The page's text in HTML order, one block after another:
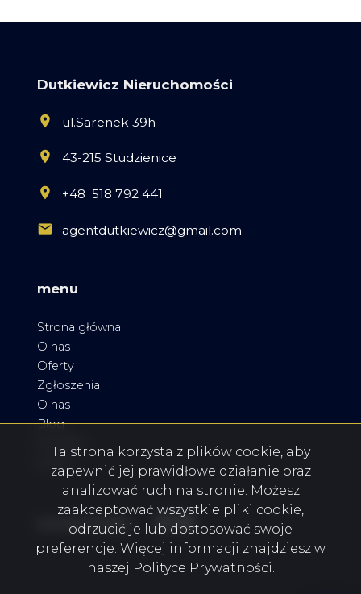
Dutkiewicz Nieruchomości
ul.Sarenek 39h
43-215 Studzienice
+48 518 792 441
agentdutkiewicz@gmail.com
menu
Strona główna
O nas
Oferty
Zgłoszenia
O nas
Blog
Kontakt
social media Facebook
Facebook
Facebook
Ta strona korzysta z plików cookie, aby
zapewnić jej prawidłowe działanie oraz
analizować ruch na stronie. Możesz
zaakceptować wszystkie pliki cookie,
odrzucić je lub dostosować swoje
preferencje. Więcej informacji znajdziesz w
naszej Polityce Prywatności.